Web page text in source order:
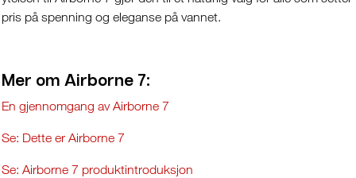
pris på spenning og eleganse på vannet.
Mer om Airborne 7:
En gjennomgang av Airborne 7
Se: Dette er Airborne 7
Se: Airborne 7 produktintroduksjon